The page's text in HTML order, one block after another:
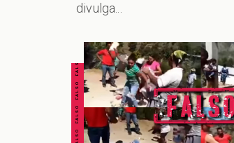
divulga...
FALSO FALSO FALSO FALSO FALSO FALSO FALSO